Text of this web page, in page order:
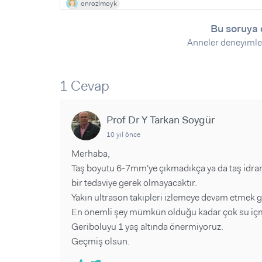
Videolar
Videolar
Ürünler
onrozlmoyk
Bu
Anneler
1 Cevap
Prof Dr Y Tarkan Soygür
10 yıl önce
Merhaba,
Taş boyutu 6-7mm'ye çıkmadıkça ya da taş
bir tedaviye gerek olmayacaktır.
Yakın ultrason takipleri izlemeye devam etmek
En önemli şey mümkün olduğu kadar çok su
Geriboluyu 1 yaş altında önermiyoruz.
Geçmiş olsun.